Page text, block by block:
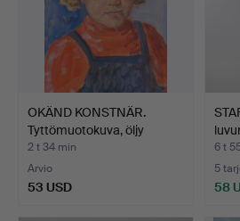
OKÄND KONSTNÄR.
Tyttömuotokuva, öljy
panee…
2 t 34 min
Arvio
53 USD
6 t
5
58